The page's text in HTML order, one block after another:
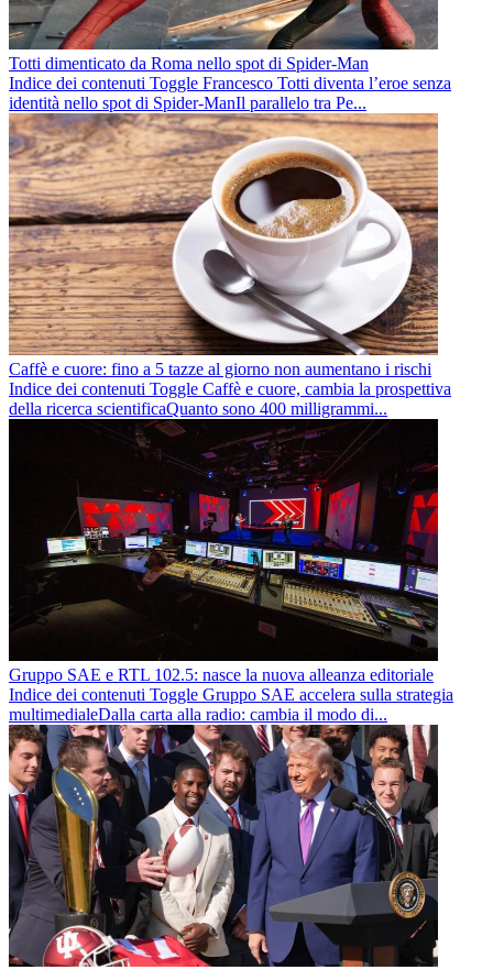
Totti dimenticato da Roma nello spot di Spider-Man
Indice dei contenuti Toggle Francesco Totti diventa l’eroe senza
identità nello spot di Spider-ManIl parallelo tra Pe...
Caffè e cuore: fino a 5 tazze al giorno non aumentano i rischi
Indice dei contenuti Toggle Caffè e cuore, cambia la prospettiva
della ricerca scientificaQuanto sono 400 milligrammi...
Gruppo SAE e RTL 102.5: nasce la nuova alleanza editoriale
Indice dei contenuti Toggle Gruppo SAE accelera sulla strategia
multimedialeDalla carta alla radio: cambia il modo di...